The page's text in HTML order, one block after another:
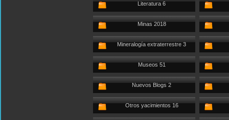
Literatura 6
Minas 2018
Mineralogía extraterrestre 3
Museos 51
Nuevos Blogs 2
Otros yacimientos 16